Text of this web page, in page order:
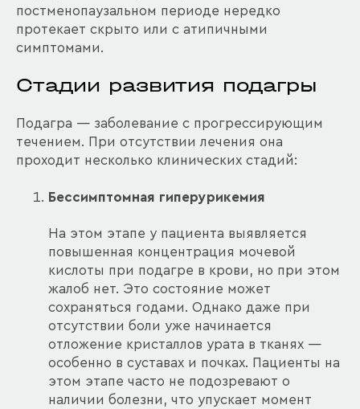
постменопаузальном периоде нередко
протекает скрыто или с атипичными
симптомами.
Стадии развития подагры
Подагра — заболевание с прогрессирующим
течением. При отсутствии лечения она
проходит несколько клинических стадий:
Бессимптомная гиперурикемия
На этом этапе у пациента выявляется
повышенная концентрация мочевой
кислоты при подагре в крови, но при этом
жалоб нет. Это состояние может
сохраняться годами. Однако даже при
отсутствии боли уже начинается
отложение кристаллов урата в тканях —
особенно в суставах и почках. Пациенты на
этом этапе часто не подозревают о
наличии болезни, что упускает момент